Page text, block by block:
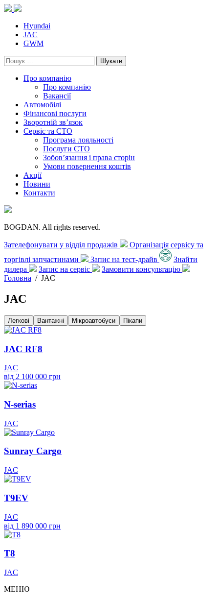
Skip
contentHyundai
JAC
GWM
Пошук:
Про компанію
Про компанію
Вакансії
Автомобілі
Фінансові послуги
Зворотній зв’язок
Cервіс та СТО
Програма лояльності
Послуги СТО
Зобов’язання і права сторін
Умови повернення коштів
Акції
Новини
Контакти
BOGDAN. All rights reserved.
Зателефонувати у відділ продажів
Організація сервісу та
торгівлі запчастинами
Запис на тест-драйв
Знайти
дилера
Запис на сервіс
Замовити консультацію
Головна / JAC
JAC
Легкові Вантажні Мікроавтобуси Пікапи
JAC RF8
JAC
від 2 100 000 грн
N-serias
JAC
Sunray Cargo
JAC
T9EV
JAC
від 1 890 000 грн
T8
JAC
МЕНЮ